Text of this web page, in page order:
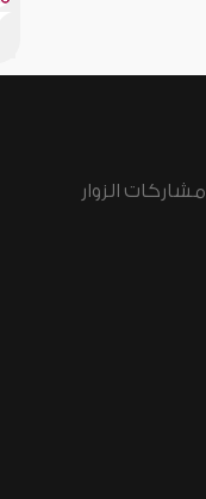
مشاركات الزوار